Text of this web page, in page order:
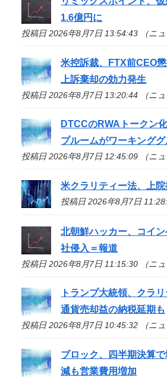
1.6億円に
投稿日 2026年8月7日 13:54:43 （ニュ
米控訴裁、FTX前CEO
上訴棄却の効力発生
投稿日 2026年8月7日 13:20:44 （ニュ
DTCCのRWAトークン
プルームがワーキング
投稿日 2026年8月7日 12:45:09 （ニュ
米クラリティー法、上
投稿日 2026年8月7日
北朝鮮ハッカー、コイ
社侵入＝報道
投稿日 2026年8月7日 11:15:30 （ニュ
トランプ大統領、クラ
通貨売却益の納税延期も
投稿日 2026年8月7日 10:45:32 （ニュ
ブロック、四半期決算
減も営業費用増加